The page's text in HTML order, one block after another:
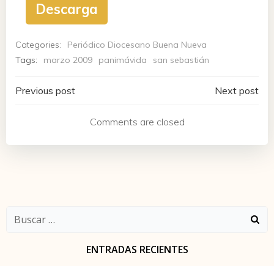
Descarga
Categories:
Periódico Diocesano Buena Nueva
Tags:
marzo 2009 panimávida san sebastián
Navegación
entradas
Previous post
Navegación
de
entradas
Next post
Comments are closed
Buscar:
ENTRADAS RECIENTES